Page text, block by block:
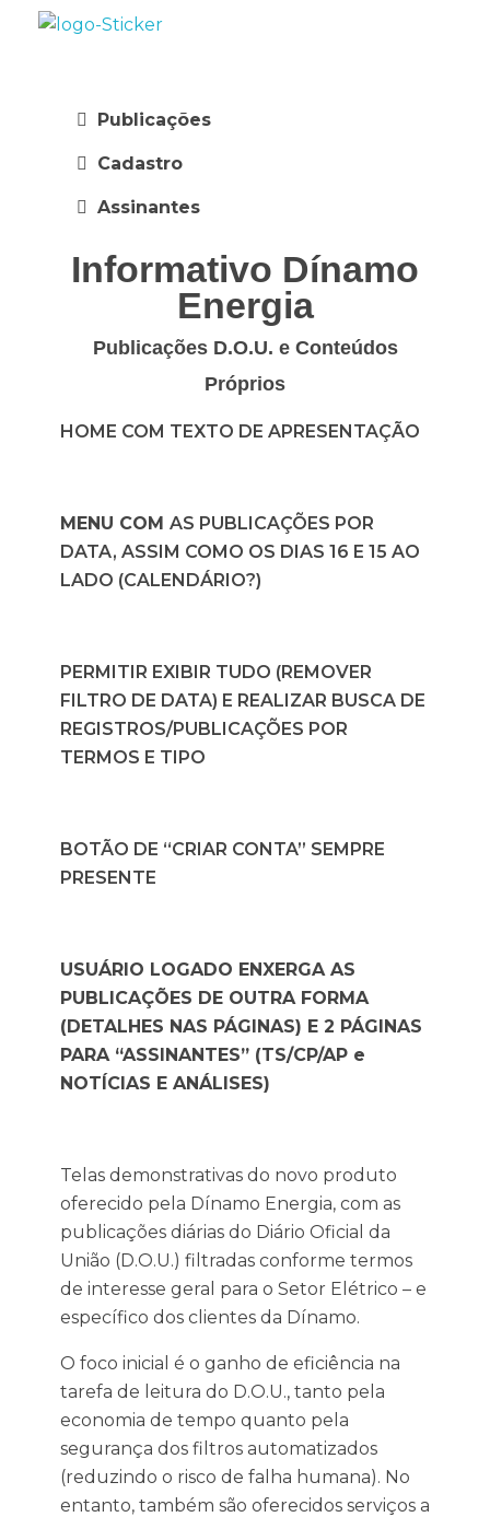
Publicações
Cadastro
Assinantes
Informativo Dínamo
Energia
Publicações D.O.U. e Conteúdos
Próprios
HOME COM TEXTO DE APRESENTAÇÃO
MENU COM AS PUBLICAÇÕES POR
DATA, ASSIM COMO OS DIAS 16 E 15 AO
LADO (CALENDÁRIO?)
PERMITIR EXIBIR TUDO (REMOVER
FILTRO DE DATA) E REALIZAR BUSCA DE
REGISTROS/PUBLICAÇÕES POR
TERMOS E TIPO
BOTÃO DE “CRIAR CONTA” SEMPRE
PRESENTE
USUÁRIO LOGADO ENXERGA AS
PUBLICAÇÕES DE OUTRA FORMA
(DETALHES NAS PÁGINAS) E 2 PÁGINAS
PARA “ASSINANTES” (TS/CP/AP e
NOTÍCIAS E ANÁLISES)
Telas demonstrativas do novo produto
oferecido pela Dínamo Energia, com as
publicações diárias do Diário Oficial da
União (D.O.U.) filtradas conforme termos
de interesse geral para o Setor Elétrico – e
específico dos clientes da Dínamo.
O foco inicial é o ganho de eficiência na
tarefa de leitura do D.O.U., tanto pela
economia de tempo quanto pela
segurança dos filtros automatizados
(reduzindo o risco de falha humana). No
entanto, também são oferecidos serviços a